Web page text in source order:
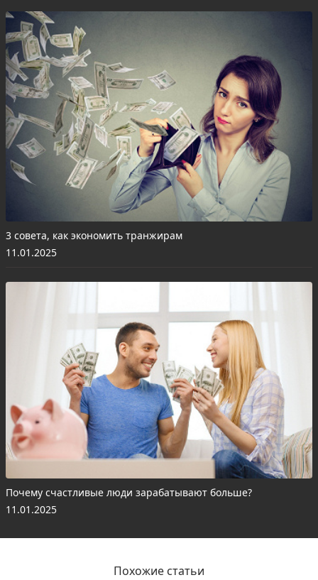
3 совета, как экономить транжирам
11.01.2025
Почему счастливые люди зарабатывают больше?
11.01.2025
Похожие статьи